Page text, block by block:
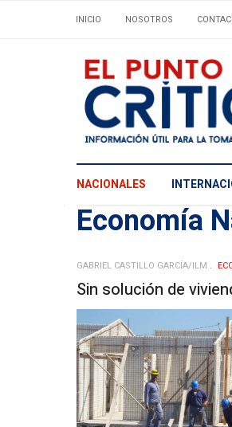
INICIO NOSOTROS
NACIONALES
Economí­a
GABRIEL CASTILLO GARCÍA/ILM
Sin solución de